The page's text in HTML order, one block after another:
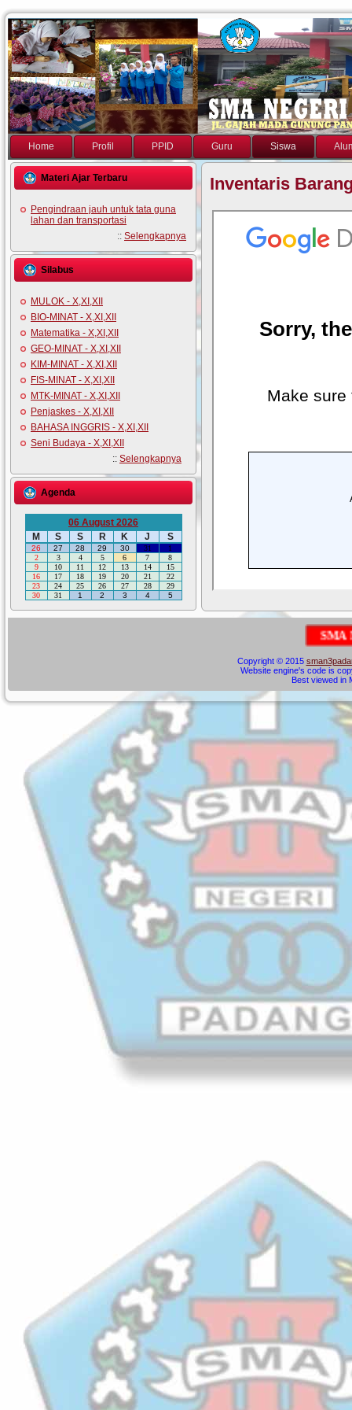
Home Profil PPID Guru Siswa
Materi Ajar Terbaru
Pengindraan jauh untuk tata guna
lahan dan transportasi
:: Selengkapnya
Silabus
MULOK - X,XI,XII
BIO-MINAT - X,XI,XII
Matematika - X,XI,XII
GEO-MINAT - X,XI,XII
KIM-MINAT - X,XI,XII
FIS-MINAT - X,XI,XII
MTK-MINAT - X,XI,XII
Penjaskes - X,XI,XII
BAHASA INGGRIS - X,XI,XII
Seni Budaya - X,XI,XII
:: Selengkapnya
Agenda
06 August 2026
M
S S R K J S
26 27 28 29 30 31
1
2
3 4 5 6 7
8
9
10 11 12 13 14
15
16
17 18 19 20 21
22
23
24 25 26 27 28
29
30
31 1 2 3 4 5
Inventaris
NEGE
Copyright © 2015
Website engine's code is
Best viewed in